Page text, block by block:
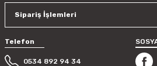
Sipariş İşlemleri
Telefon
0534 892 94 34